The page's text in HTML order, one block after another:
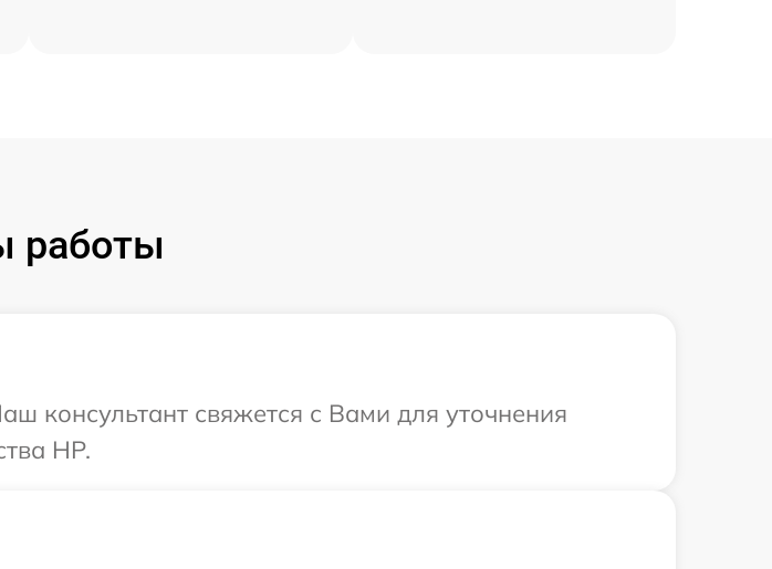
работы
консультант свяжется с Вами для уточнения
HP.